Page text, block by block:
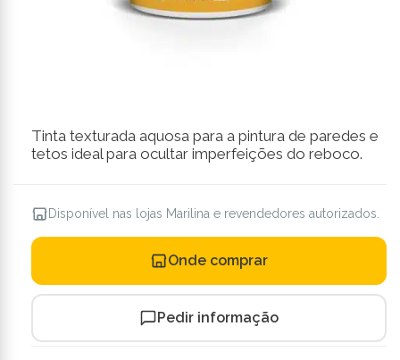
Tinta texturada aquosa para a pintura de paredes e
tetos ideal para ocultar imperfeições do reboco.
Disponível nas lojas Marilina e revendedores autorizados.
Onde comprar
Pedir informação